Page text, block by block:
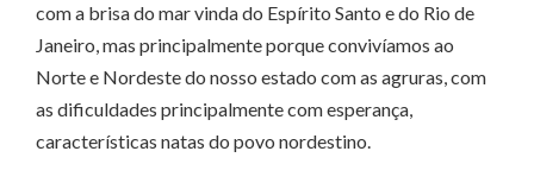
com a brisa do mar vinda do Espírito Santo e do Rio de
Janeiro, mas principalmente porque convivíamos ao
Norte e Nordeste do nosso estado com as agruras, com
as dificuldades principalmente com esperança,
características natas do povo nordestino.